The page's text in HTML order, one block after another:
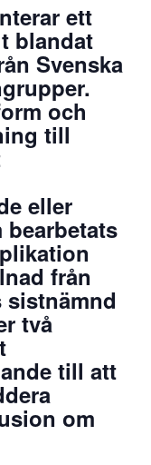
ett
blandat
Svenska
och
till
eller
från
två
till att
om